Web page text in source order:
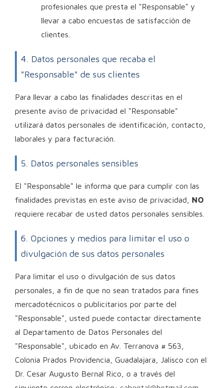
profesionales que presta el "Responsable" y
llevar a cabo encuestas de satisfacción de
clientes.
4. Datos personales que recaba el
"Responsable" de sus clientes
Para llevar a cabo las finalidades descritas en el
presente aviso de privacidad el "Responsable"
utilizará datos personales de identificación, contacto,
laborales y para facturación.
5. Datos personales sensibles
El "Responsable" le informa que para cumplir con las
finalidades previstas en este aviso de privacidad, NO
requiere recabar de usted datos personales sensibles.
6. Opciones y medios para limitar el uso o
divulgación de sus datos personales
Para limitar el uso o divulgación de sus datos
personales, a fin de que no sean tratados para fines
mercadotécnicos o publicitarios por parte del
"Responsable", usted puede contactar directamente
al Departamento de Datos Personales del
"Responsable", ubicado en Av. Terranova # 563,
Colonia Prados Providencia, Guadalajara, Jalisco con el
Dr. Cesar Augusto Bernal Rico, o a través del